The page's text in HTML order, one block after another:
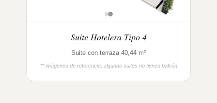
Suite Hotelera Tipo 4
Suite con terraza 40,44 m²
** imágenes de referencia, algunas suites no tienen balcón